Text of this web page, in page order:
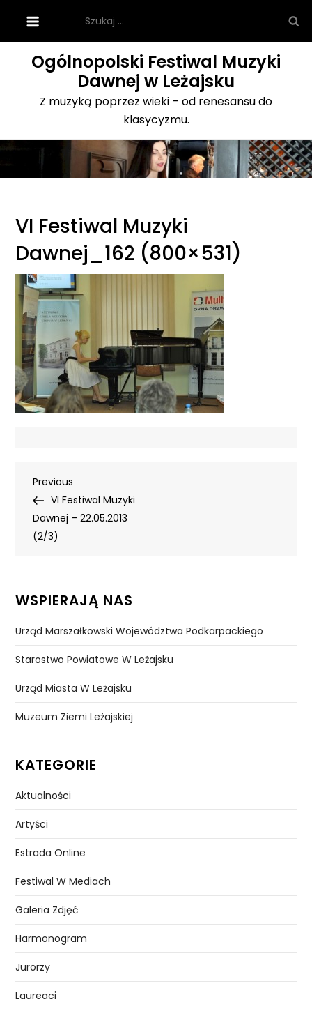
content
Ogólnopolski Festiwal Muzyki
Dawnej w Leżajsku
Z muzyką poprzez wieki – od renesansu do
klasycyzmu.
VI Festiwal Muzyki
Dawnej_162 (800×531)
Nawigacja
wpisu
Previous
Post
Previous
VI Festiwal Muzyki
Dawnej – 22.05.2013
(2/3)
WSPIERAJĄ NAS
Urząd Marszałkowski Województwa Podkarpackiego
Starostwo Powiatowe W Leżajsku
Urząd Miasta W Leżajsku
Muzeum Ziemi Leżajskiej
KATEGORIE
Aktualności
Artyści
Estrada Online
Festiwal W Mediach
Galeria Zdjęć
Harmonogram
Jurorzy
Laureaci